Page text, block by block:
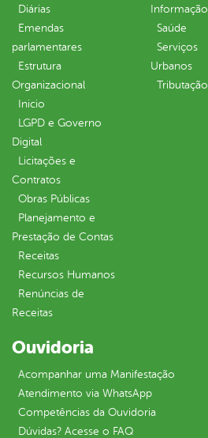
Diárias
Emendas
parlamentares
Estrutura
Organizacional
Inicio
LGPD e Governo
Digital
Licitações e
Contratos
Obras Públicas
Planejamento e
Prestação de Contas
Receitas
Recursos Humanos
Renúncias de
Receitas
Informação
Saúde
Serviços
Urbanos
Tributação
Ouvidoria
Acompanhar uma Manifestação
Atendimento via WhatsApp
Competências da Ouvidoria
Dúvidas? Acesse o FAQ